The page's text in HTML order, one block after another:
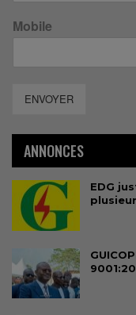
Mobile
ENVOYER
ANNONCES
EDG